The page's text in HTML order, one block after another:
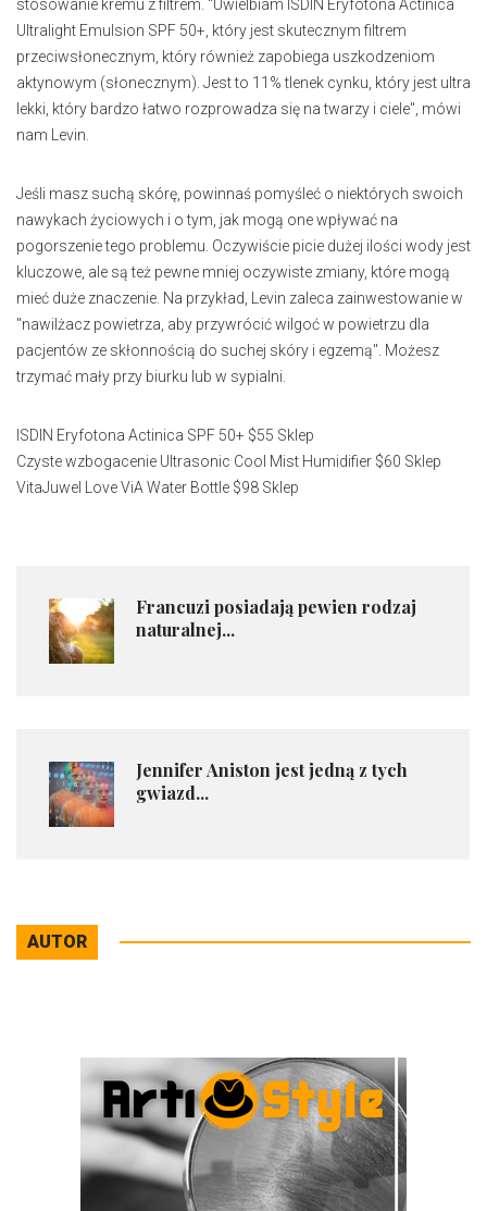
stosowanie kremu z filtrem. "Uwielbiam ISDIN Eryfotona Actinica
Ultralight Emulsion SPF 50+, który jest skutecznym filtrem
przeciwsłonecznym, który również zapobiega uszkodzeniom
aktynowym (słonecznym). Jest to 11% tlenek cynku, który jest ultra
lekki, który bardzo łatwo rozprowadza się na twarzy i ciele", mówi
nam Levin.
Jeśli masz suchą skórę, powinnaś pomyśleć o niektórych swoich
nawykach życiowych i o tym, jak mogą one wpływać na
pogorszenie tego problemu. Oczywiście picie dużej ilości wody jest
kluczowe, ale są też pewne mniej oczywiste zmiany, które mogą
mieć duże znaczenie. Na przykład, Levin zaleca zainwestowanie w
"nawilżacz powietrza, aby przywrócić wilgoć w powietrzu dla
pacjentów ze skłonnością do suchej skóry i egzemą". Możesz
trzymać mały przy biurku lub w sypialni.
ISDIN Eryfotona Actinica SPF 50+ $55 Sklep
Czyste wzbogacenie Ultrasonic Cool Mist Humidifier $60 Sklep
VitaJuwel Love ViA Water Bottle $98 Sklep
Francuzi posiadają pewien rodzaj
naturalnej...
Jennifer Aniston jest jedną z tych
gwiazd...
AUTOR